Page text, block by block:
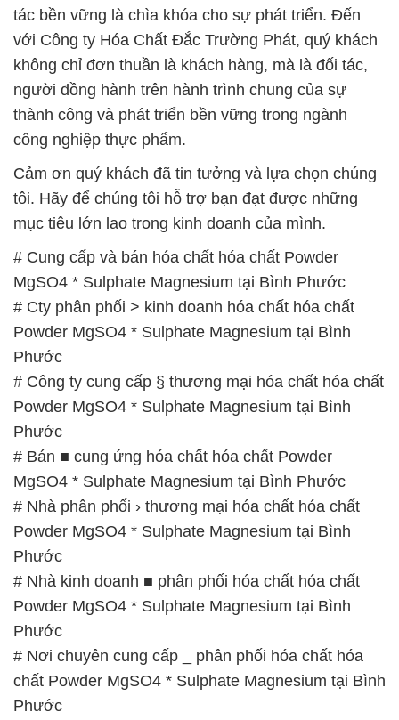
tác bền vững là chìa khóa cho sự phát triển. Đến
với Công ty Hóa Chất Đắc Trường Phát, quý khách
không chỉ đơn thuần là khách hàng, mà là đối tác,
người đồng hành trên hành trình chung của sự
thành công và phát triển bền vững trong ngành
công nghiệp thực phẩm.
Cảm ơn quý khách đã tin tưởng và lựa chọn chúng
tôi. Hãy để chúng tôi hỗ trợ bạn đạt được những
mục tiêu lớn lao trong kinh doanh của mình.
# Cung cấp và bán hóa chất hóa chất Powder
MgSO4 * Sulphate Magnesium tại Bình Phước
# Cty phân phối > kinh doanh hóa chất hóa chất
Powder MgSO4 * Sulphate Magnesium tại Bình
Phước
# Công ty cung cấp § thương mại hóa chất hóa chất
Powder MgSO4 * Sulphate Magnesium tại Bình
Phước
# Bán ■ cung ứng hóa chất hóa chất Powder
MgSO4 * Sulphate Magnesium tại Bình Phước
# Nhà phân phối › thương mại hóa chất hóa chất
Powder MgSO4 * Sulphate Magnesium tại Bình
Phước
# Nhà kinh doanh ■ phân phối hóa chất hóa chất
Powder MgSO4 * Sulphate Magnesium tại Bình
Phước
# Nơi chuyên cung cấp _ phân phối hóa chất hóa
chất Powder MgSO4 * Sulphate Magnesium tại Bình
Phước